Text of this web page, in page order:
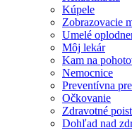
Kúpele
Zobrazovacie
Umelé
Môj lekár
Kam na
Nemocnice
Preventívna
Očkovanie
Zdravotné
Dohľad nad